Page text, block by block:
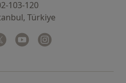
103-120
Türkiye
bir sekmede açılır
Twitter
yeni bir sekmede açılır
Youtube
yeni bir sekmede açılır